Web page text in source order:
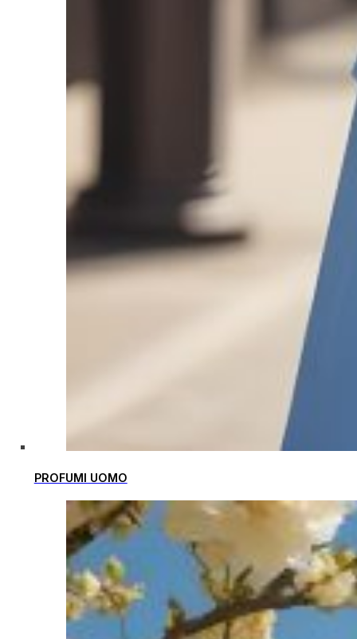
PROFUMI UOMO